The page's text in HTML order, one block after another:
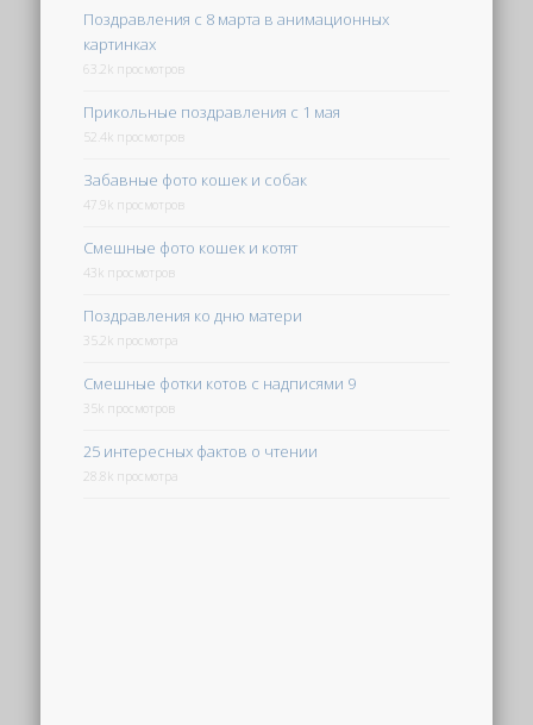
Поздравления с 8 марта в анимационных
картинках
63.2k просмотров
Прикольные поздравления с 1 мая
52.4k просмотров
Забавные фото кошек и собак
47.9k просмотров
Смешные фото кошек и котят
43k просмотров
Поздравления ко дню матери
35.2k просмотра
Смешные фотки котов с надписями 9
35k просмотров
25 интересных фактов о чтении
28.8k просмотра